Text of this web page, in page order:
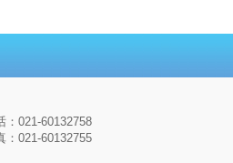
：021-60132758
：021-60132755